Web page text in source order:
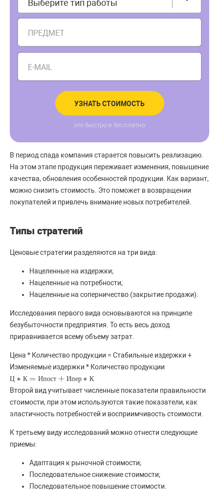
Выберите тип работы
ПРЕДМЕТ
E-MAIL
УЗНАТЬ СТОИМОСТЬ
это быстро и бесплатно
В период спада компания старается повысить реализацию.
На этом этапе продукция переживает изменения, повышение
качества, обновления особенностей продукции. Как вариант,
можно снизить стоимость. Это поможет в возвращении
покупателей и привлечь внимание новых потребителей.
Типы стратегий
Ценовые стратегии разделяются на три вида:
Нацеленные на издержки;
Нацеленные на потребности;
Нацеленные на соперничество (закрытие продажи).
Исследования первого вида основываются на принципе
безубыточности предприятия. То есть весь доход
приравнивается всему объему затрат.
Цена * Количество продукции = Стабильные издержки +
Изменяемые издержки * Количество продукции
Ц ∗ К = Ипост + Ипер ∗ К
Ц ∗ К= Ип ост+И пе р∗К
Второй вид учитывает численные показатели правильности
стоимости, при этом используются такие показатели, как
эластичность потребностей и восприимчивость стоимости.
К третьему виду исследований можно отнести следующие
приемы:
Адаптация к рыночной стоимости;
Последовательное снижение стоимости;
Последовательное повышение стоимости.